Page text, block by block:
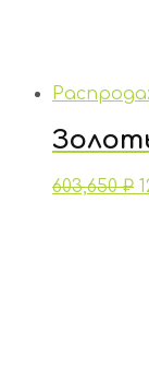
603,650₽